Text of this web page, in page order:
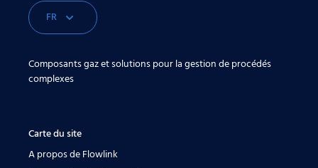
FR
Composants gaz et solutions pour la gestion de procédés
complexes
Carte du site
A propos de Flowlink